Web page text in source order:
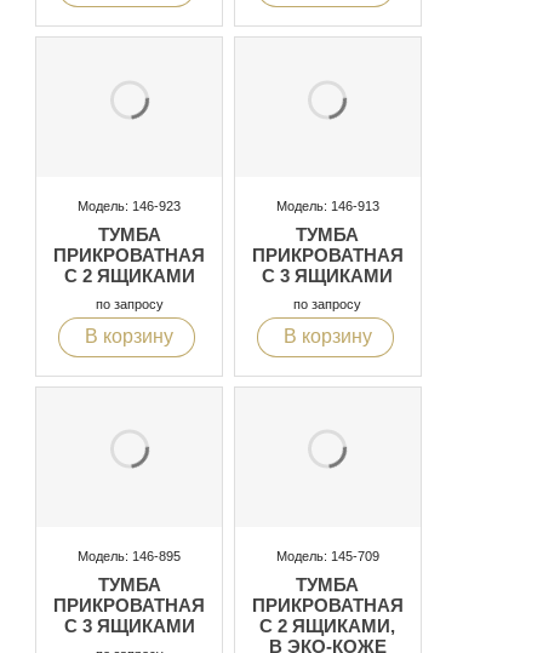
Модель: 146-923
ТУМБА
ПРИКРОВАТНАЯ
С 2 ЯЩИКАМИ
по запросу
В корзину
Модель: 146-913
ТУМБА
ПРИКРОВАТНАЯ
С 3 ЯЩИКАМИ
по запросу
В корзину
Модель: 146-895
ТУМБА
ПРИКРОВАТНАЯ
С 3 ЯЩИКАМИ
Модель: 145-709
ТУМБА
ПРИКРОВАТНАЯ
С 2 ЯЩИКАМИ,
В ЭКО-КОЖЕ